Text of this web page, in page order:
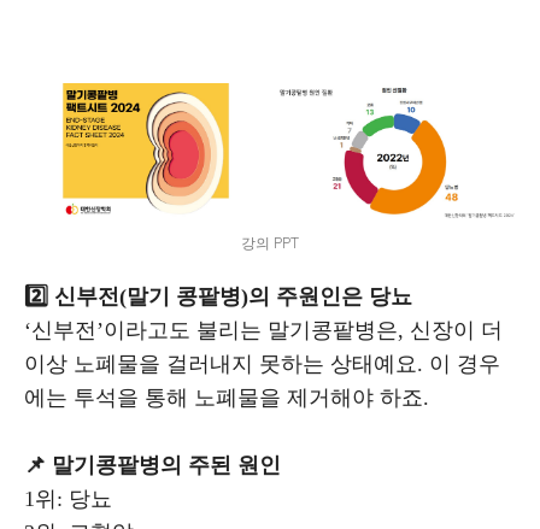
강의 PPT
2️⃣ 신부전(말기 콩팥병)의 주원인은 당뇨
‘신부전’이라고도 불리는 말기콩팥병은, 신장이 더
이상 노폐물을 걸러내지 못하는 상태예요. 이 경우
에는 투석을 통해 노폐물을 제거해야 하죠.
📌 말기콩팥병의 주된 원인
1위: 당뇨